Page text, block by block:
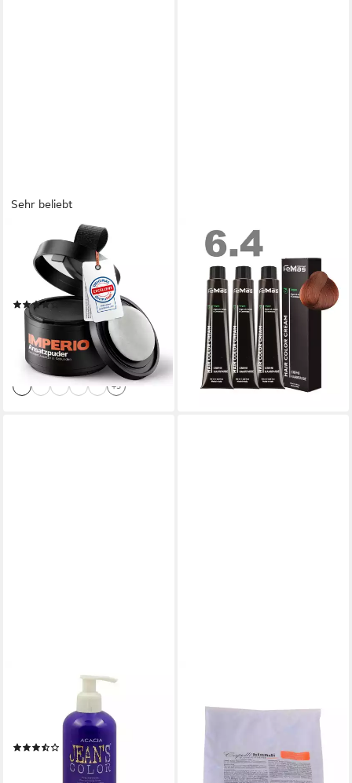
Sehr beliebt
Haaransatz-Farbpuder
Ansatzpuder - Das Make-up
für Deine Haare
14,90 € 19,97 €
(3.725,00 €/ 1 kg)
-25%
lieferbar - in 2-3 Werktagen bei dir
+5
FEMMAS PREMIUM
Haarfarbe FemMas
professionelle Haarfarbe mit
Arganöl 3 x 100 ml
22,90 €
(76,33 €/ 1 l)
lieferbar - in 3-4 Werktagen bei dir
+157
Haarfarbe Semi Permanente
Direktziehende Haarfarbe
(7)
UVP12,99 €
(3,80 €/ 100 ml)
Blondierpulver blau staubfrei
5,99 €
(11,98 €/ 1 kg)
lieferbar - in 3-4 Werktagen bei dir